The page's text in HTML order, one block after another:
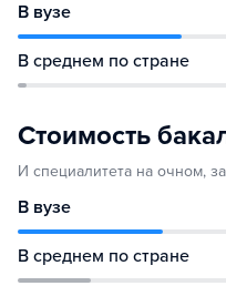
В вузе
В среднем по стране
Стоимость
И специалитета на очном,
В вузе
В среднем по стране